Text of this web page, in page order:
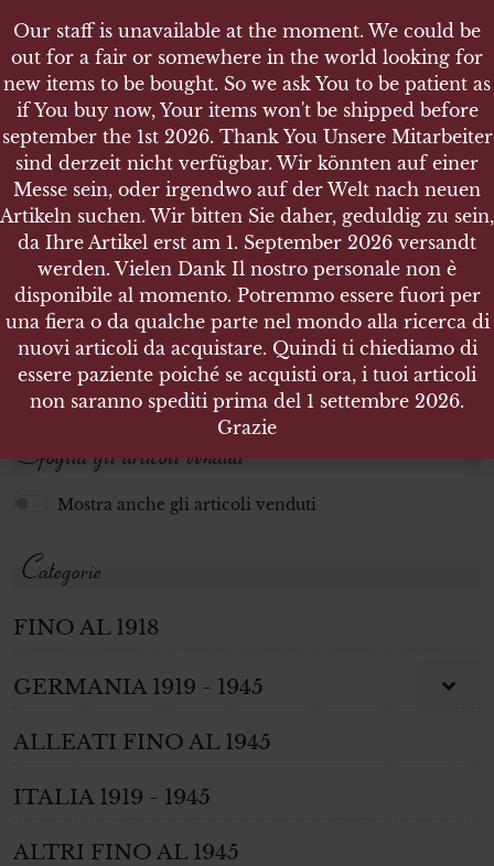
NEGOZIO DAL 1945
Cerca prodotti
Cerca:
CERCA
Sfoglia gli articoli venduti
Mostra anche gli articoli venduti
Categorie
FINO AL 1918
GERMANIA 1919 - 1945
ALLEATI FINO AL 1945
ITALIA 1919 - 1945
ALTRI FINO AL 1945
Our staff is unavailable at the moment. We could be
out for a fair or somewhere in the world looking for
new items to be bought. So we ask You to be patient as
if You buy now, Your items won't be shipped before
september the 1st 2026. Thank You Unsere Mitarbeiter
sind derzeit nicht verfügbar. Wir könnten auf einer
Messe sein, oder irgendwo auf der Welt nach neuen
Artikeln suchen. Wir bitten Sie daher, geduldig zu sein,
da Ihre Artikel erst am 1. September 2026 versandt
werden. Vielen Dank Il nostro personale non è
disponibile al momento. Potremmo essere fuori per
una fiera o da qualche parte nel mondo alla ricerca di
nuovi articoli da acquistare. Quindi ti chiediamo di
essere paziente poiché se acquisti ora, i tuoi articoli
non saranno spediti prima del 1 settembre 2026.
Grazie